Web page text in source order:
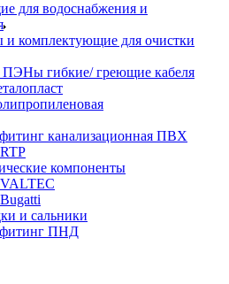
для водоснабжения и
и комплектующие для очистки
гибкие/ греющие кабеля
канализационная ПВХ
компоненты
и сальники
фитинг ПНД